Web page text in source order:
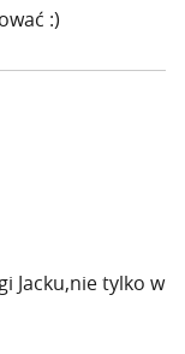
:)
Jacku,nie tylko w